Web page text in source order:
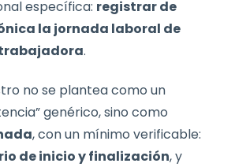
específica: registrar de
la jornada laboral de
.
no se plantea como un
genérico, sino como
, con un mínimo verificable:
de inicio y finalización, y